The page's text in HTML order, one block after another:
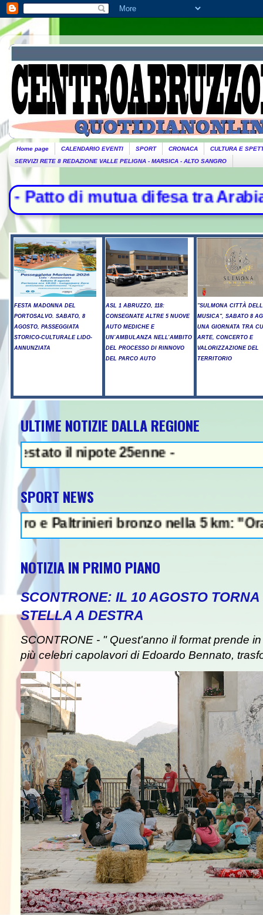
Home page CALENDARIO EVENTI SPORT CRONACA
CULTURA E
SERVIZI RETE 8 REDAZIONE VALLE PELIGNA - MARSICA - ALTO SANGRO
difesa tra Arabia
FESTA MADONNA DEL
PORTOSALVO. SABATO, 8
AGOSTO, PASSEGGIATA
STORICO-CULTURALE LIDO-
ANNUNZIATA
ASL 1 ABRUZZO, 118:
CONSEGNATE ALTRE 5 NUOVE
AUTO MEDICHE E
UN’AMBULANZA NELL’AMBITO
DEL PROCESSO DI RINNOVO
DEL PARCO AUTO
"SULMONA CITTÀ
MUSICA", SABATO 8
UNA GIORNATA TRA
ARTE, CONCERTO E
VALORIZZAZIONE DEL
TERRITORIO
ULTIME NOTIZIE DALLA REGIONE
il nipote 25enne -
SPORT NEWS
bronzo nella 5 km: "Ora ci
NOTIZIA IN PRIMO PIANO
SCONTRONE: IL 10 AGOSTO
STELLA A DESTRA
SCONTRONE - " Quest'anno il format prende
più celebri capolavori di Edoardo Bennato,
NEWS IN EVIDENZA -